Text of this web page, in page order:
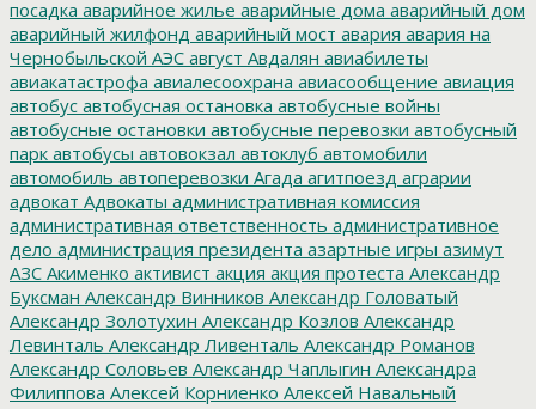
посадка аварийное жилье аварийные дома аварийный дом
аварийный жилфонд аварийный мост авария авария на
Чернобыльской АЭС август Авдалян авиабилеты
авиакатастрофа авиалесоохрана авиасообщение авиация
автобус автобусная остановка автобусные войны
автобусные остановки автобусные перевозки автобусный
парк автобусы автовокзал автоклуб автомобили
автомобиль автоперевозки Агада агитпоезд аграрии
адвокат Адвокаты административная комиссия
административная ответственность административное
дело администрация президента азартные игры азимут
АЗС Акименко активист акция акция протеста Александр
Буксман Александр Винников Александр Головатый
Александр Золотухин Александр Козлов Александр
Левинталь Александр Ливенталь Александр Романов
Александр Соловьев Александр Чаплыгин Александра
Филиппова Алексей Корниенко Алексей Навальный